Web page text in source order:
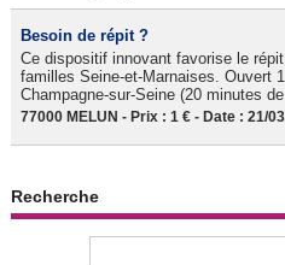
Besoin de répit ?
Ce dispositif innovant favorise le
familles Seine-et-Marnaises. Ouvert
Champagne-sur-Seine (20 minutes
77000 MELUN - Prix : 1 € - Date : 21/
Recherche